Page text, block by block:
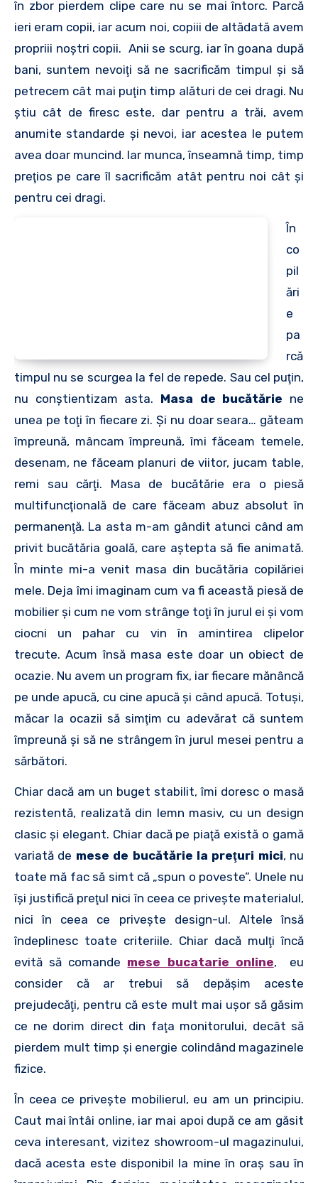
în zbor pierdem clipe care nu se mai întorc. Parcă
ieri eram copii, iar acum noi, copiii de altădată avem
propriii noştri copii. Anii se scurg, iar în goana după
bani, suntem nevoiţi să ne sacrificăm timpul şi să
petrecem cât mai puţin timp alături de cei dragi. Nu
ştiu cât de firesc este, dar pentru a trăi, avem
anumite standarde şi nevoi, iar acestea le putem
avea doar muncind. Iar munca, înseamnă timp, timp
preţios pe care îl sacrificăm atât pentru noi cât şi
pentru cei dragi.
În
co
pil
ări
e
pa
rcă
timpul nu se scurgea la fel de repede. Sau cel puţin,
nu conştientizam asta. Masa de bucătărie ne
unea pe toţi în fiecare zi. Şi nu doar seara… găteam
împreună, mâncam împreună, îmi făceam temele,
desenam, ne făceam planuri de viitor, jucam table,
remi sau cărţi. Masa de bucătărie era o piesă
multifuncţională de care făceam abuz absolut în
permanenţă. La asta m-am gândit atunci când am
privit bucătăria goală, care aştepta să fie animată.
În minte mi-a venit masa din bucătăria copilăriei
mele. Deja îmi imaginam cum va fi această piesă de
mobilier şi cum ne vom strânge toţi în jurul ei şi vom
ciocni un pahar cu vin în amintirea clipelor
trecute. Acum însă masa este doar un obiect de
ocazie. Nu avem un program fix, iar fiecare mănâncă
pe unde apucă, cu cine apucă şi când apucă. Totuşi,
măcar la ocazii să simţim cu adevărat că suntem
împreună şi să ne strângem în jurul mesei pentru a
sărbători.
Chiar dacă am un buget stabilit, îmi doresc o masă
rezistentă, realizată din lemn masiv, cu un design
clasic şi elegant. Chiar dacă pe piaţă există o gamă
variată de mese de bucătărie la preţuri mici, nu
toate mă fac să simt că „spun o poveste”. Unele nu
îşi justifică preţul nici în ceea ce priveşte materialul,
nici în ceea ce priveşte design-ul. Altele însă
îndeplinesc toate criteriile. Chiar dacă mulţi încă
evită să comande mese bucatarie online,
eu
consider că ar trebui să depăşim aceste
prejudecăţi, pentru că este mult mai uşor să găsim
ce ne dorim direct din faţa monitorului, decât să
pierdem mult timp şi energie colindând magazinele
fizice.
În ceea ce priveşte mobilierul, eu am un principiu.
Caut mai întâi online, iar mai apoi după ce am găsit
ceva interesant, vizitez showroom-ul magazinului,
dacă acesta este disponibil la mine în oraş sau în